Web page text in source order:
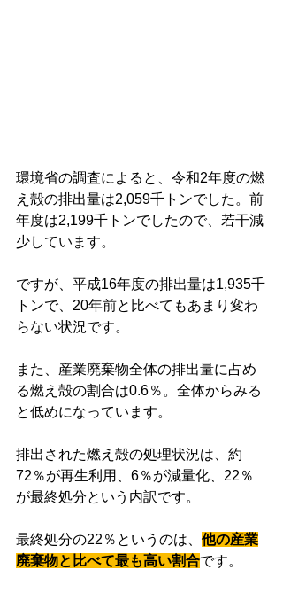
環境省の調査によると、令和2年度の燃
え殻の排出量は2,059千トンでした。前
年度は2,199千トンでしたので、若干減
少しています。
ですが、平成16年度の排出量は1,935千
トンで、20年前と比べてもあまり変わ
らない状況です。
また、産業廃棄物全体の排出量に占め
る燃え殻の割合は0.6％。全体からみる
と低めになっています。
排出された燃え殻の処理状況は、約
72％が再生利用、6％が減量化、22％
が最終処分という内訳です。
最終処分の22％というのは、 他の産業
廃棄物と比べて最も高い割合です。